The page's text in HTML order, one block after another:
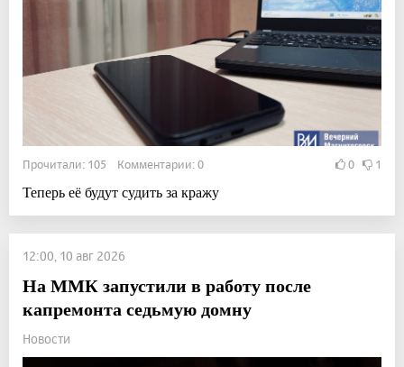
Прочитали: 105 Комментарии: 0 0 1
Теперь её будут судить за кражу
12:00, 10 авг 2026
На ММК запустили в работу после
капремонта седьмую домну
Новости